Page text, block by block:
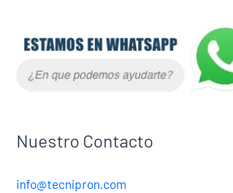
Nuestro Contacto
info@tecnipron.com